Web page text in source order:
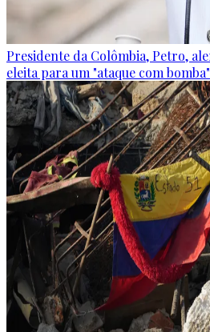
Presidente da Colômbia, Petro,
eleita para um "ataque com bomba"